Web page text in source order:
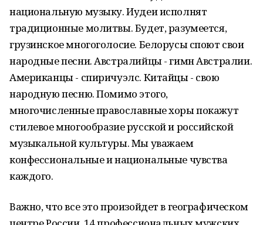
национальную музыку. Иудеи исполнят
традиционные молитвы. Будет, разумеется,
грузинское многоголосие. Белорусы споют свои
народные песни. Австралийцы - гимн Австралии.
Американцы - спиричуэлс. Китайцы - свою
народную песню. Помимо этого,
многочисленные православные хоры покажут
стилевое многообразие русской и российской
музыкальной культуры. Мы уважаем
конфессиональные и национальные чувства
каждого.
Важно, что все это произойдет в географическом